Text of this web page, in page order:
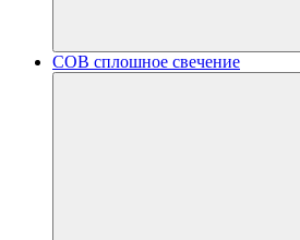
COB сплошное свечение